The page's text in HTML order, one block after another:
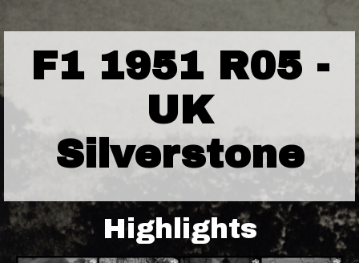
F1 1951 R05 -
UK
Silverstone
Highlights